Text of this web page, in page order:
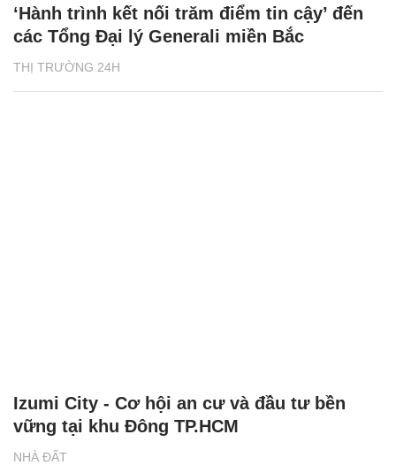
THỊ TRƯỜNG 24H
‘Hành trình kết nối trăm điểm tin cậy’ đến
các Tổng Đại lý Generali miền Bắc
NHÀ ĐẤT
Izumi City - Cơ hội an cư và đầu tư bền
vững tại khu Đông TP.HCM